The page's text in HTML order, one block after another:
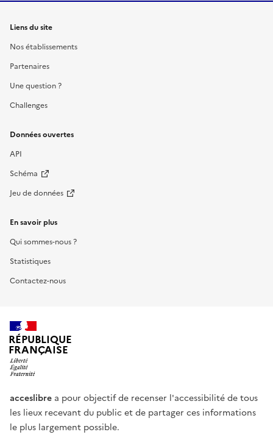
Liens du site
Nos établissements
Partenaires
Une question ?
Challenges
Données ouvertes
API
Schéma
Jeu de données
En savoir plus
Qui sommes-nous ?
Statistiques
Contactez-nous
RÉPUBLIQUE
FRANÇAISE
acceslibre a pour objectif de recenser l'accessibilité de tous
les lieux recevant du public et de partager ces informations
le plus largement possible.